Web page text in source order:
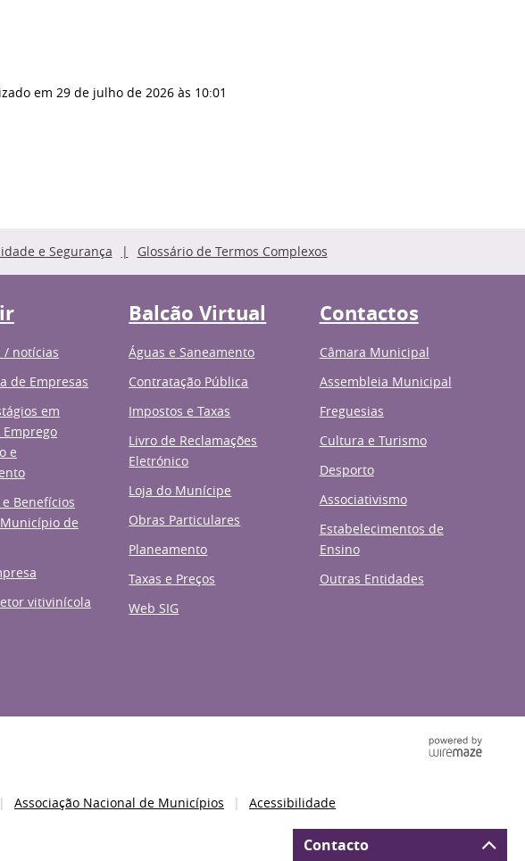
em 29 de julho de 2026 às 10:01
e Segurança Glossário de Termos Complexos
/ notícias
de Empresas
em
Emprego
e
Benefícios
de
vitivinícola
Balcão Virtual
Águas e Saneamento
Contratação Pública
Impostos e Taxas
Livro de Reclamações
Eletrónico
Loja do Munícipe
Obras Particulares
Planeamento
Taxas e Preços
Web SIG
Contactos
Câmara Municipal
Assembleia Municipal
Freguesias
Cultura e Turismo
Desporto
Associativismo
Estabelecimentos de
Ensino
Outras Entidades
Associação Nacional de Municípios Acessibilidade
Contacto